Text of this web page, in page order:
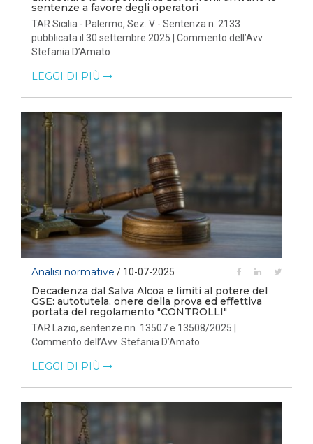
sentenze a favore degli operatori
TAR Sicilia - Palermo, Sez. V - Sentenza n. 2133
pubblicata il 30 settembre 2025 | Commento dell’Avv.
Stefania D’Amato
LEGGI DI PIÙ
Analisi normative / 10-07-2025
Decadenza dal Salva Alcoa e limiti al potere del
GSE: autotutela, onere della prova ed effettiva
portata del regolamento "CONTROLLI"
TAR Lazio, sentenze nn. 13507 e 13508/2025 |
Commento dell’Avv. Stefania D’Amato
LEGGI DI PIÙ